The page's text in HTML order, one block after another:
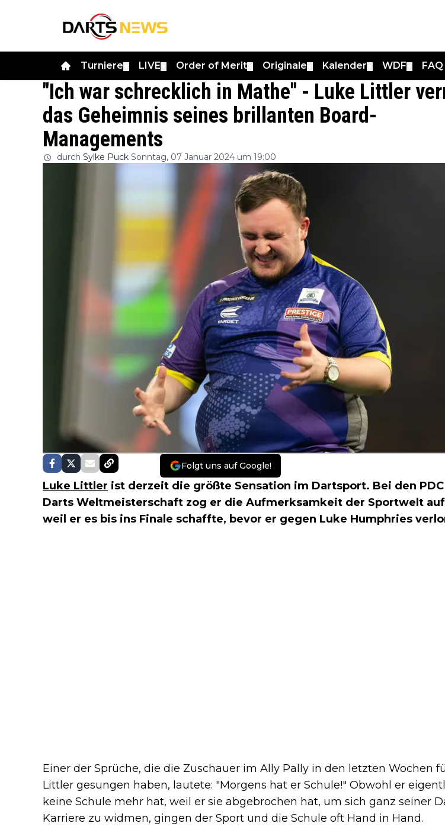
Turniere LIVE Order of Merit Originale Kalender WDF FAQ
"Ich war schrecklich in Mathe" - Luke Littler
das Geheimnis seines brillanten Board-
Managements
durch Sylke Puck Sonntag, 07 Januar 2024 um 19:00
Folgt uns auf Google!
Luke Littler ist derzeit die größte Sensation im Dartsport. Bei den PDC
Darts Weltmeisterschaft zog er die Aufmerksamkeit der Sportwelt
weil er es bis ins Finale schaffte, bevor er gegen Luke Humphries
Einer der Sprüche, die die Zuschauer im Ally Pally in den letzten Wochen
Littler gesungen haben, lautete: "Morgens hat er Schule!" Obwohl er
keine Schule mehr hat, weil er sie abgebrochen hat, um sich ganz seiner
Karriere zu widmen, gingen der Sport und die Schule oft Hand in Hand.